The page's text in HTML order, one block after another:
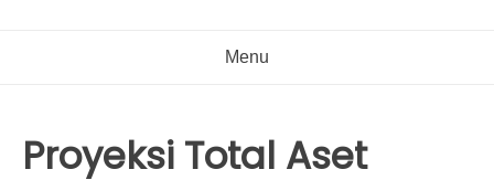
Menu
Proyeksi Total Aset